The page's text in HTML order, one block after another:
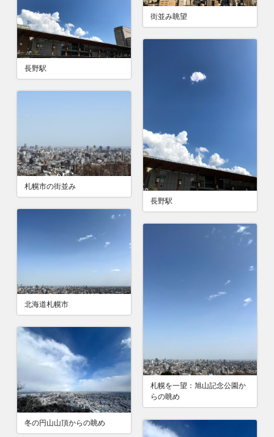
街並み眺望
長野駅
長野駅
札幌市の街並み
北海道札幌市
札幌を一望：旭山記念公園か
らの眺め
冬の円山山頂からの眺め